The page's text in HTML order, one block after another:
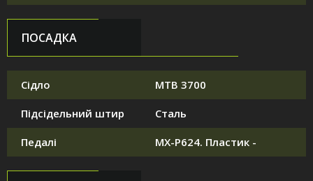
ПОСАДКА
Сідло MTB 3700
Підсідельний штир Сталь
Педалі MX-P624. Пластик -